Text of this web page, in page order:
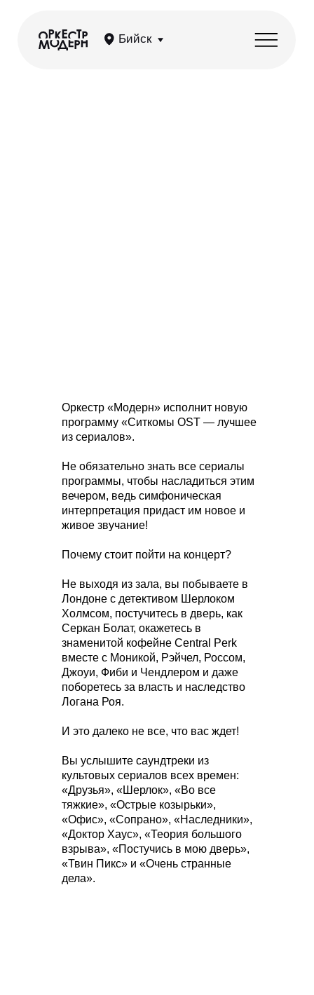
Оркестр «Модерн» исполнит новую
программу «Ситкомы OST — лучшее
из сериалов».
Не обязательно знать все сериалы
программы, чтобы насладиться этим
вечером, ведь симфоническая
интерпретация придаст им новое и
живое звучание!
Почему стоит пойти на концерт?
Не выходя из зала, вы побываете в
Лондоне с детективом Шерлоком
Холмсом, постучитесь в дверь, как
Серкан Болат, окажетесь в
знаменитой кофейне Central Perk
вместе с Моникой, Рэйчел, Россом,
Джоуи, Фиби и Чендлером и даже
поборетесь за власть и наследство
Логана Роя.
И это далеко не все, что вас ждет!
Вы услышите саундтреки из
культовых сериалов всех времен:
«Друзья», «Шерлок», «Во все
тяжкие», «Острые козырьки»,
«Офис», «Сопрано», «Наследники»,
«Доктор Хаус», «Теория большого
взрыва», «Постучись в мою дверь»,
«Твин Пикс» и «Очень странные
дела».